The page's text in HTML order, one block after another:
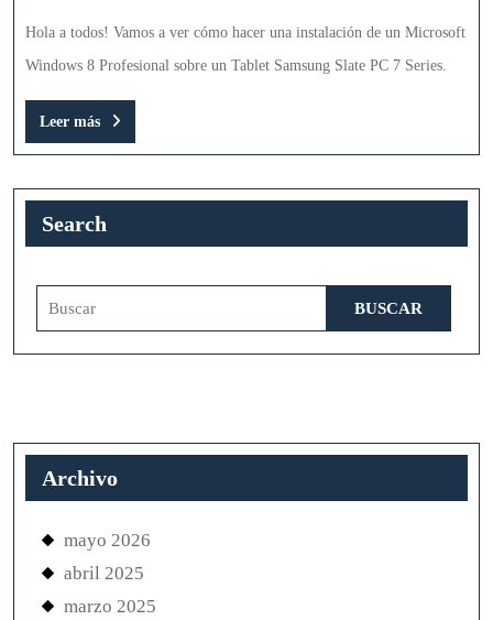
PRO
Hola a todos! Vamos a ver cómo hacer una instalación de un Microsoft
Windows 8 Profesional sobre un Tablet Samsung Slate PC 7 Series.
Leer más
más
Search
Archivo
mayo 2026
abril 2025
marzo 2025